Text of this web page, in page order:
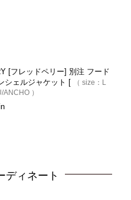
[フレッドペリー] 別注 フード
シェルジャケット [
size： L
ANCHO
ィネート